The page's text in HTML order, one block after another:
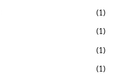
(1)
(1)
(1)
(1)